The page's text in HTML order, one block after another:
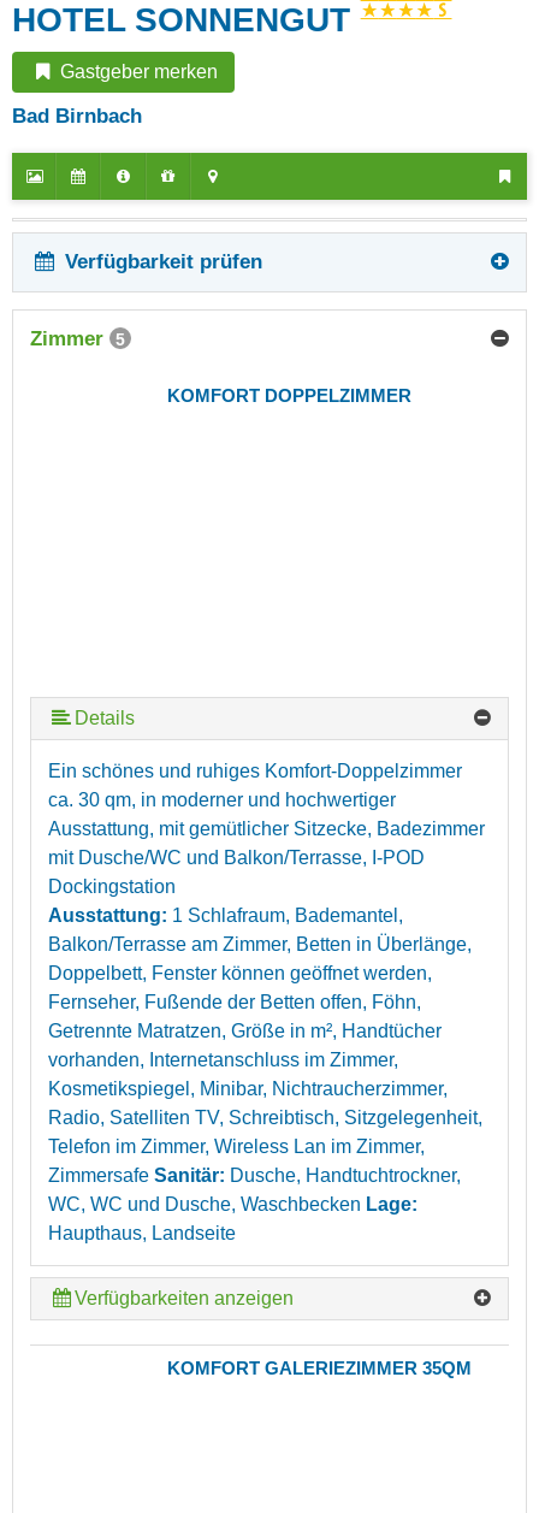
HOTEL SONNENGUT
Gastgeber merken
Bad Birnbach
Verfügbarkeit prüfen
Zimmer 5
KOMFORT DOPPELZIMMER
Details
Ein schönes und ruhiges Komfort-Doppelzimmer
ca. 30 qm, in moderner und hochwertiger
Ausstattung, mit gemütlicher Sitzecke, Badezimmer
mit Dusche/WC und Balkon/Terrasse, I-POD
Dockingstation
Ausstattung: 1 Schlafraum, Bademantel,
Balkon/Terrasse am Zimmer, Betten in Überlänge,
Doppelbett, Fenster können geöffnet werden,
Fernseher, Fußende der Betten offen, Föhn,
Getrennte Matratzen, Größe in m², Handtücher
vorhanden, Internetanschluss im Zimmer,
Kosmetikspiegel, Minibar, Nichtraucherzimmer,
Radio, Satelliten TV, Schreibtisch, Sitzgelegenheit,
Telefon im Zimmer, Wireless Lan im Zimmer,
Zimmersafe Sanitär: Dusche, Handtuchtrockner,
WC, WC und Dusche, Waschbecken Lage:
Haupthaus, Landseite
Verfügbarkeiten anzeigen
KOMFORT GALERIEZIMMER 35QM